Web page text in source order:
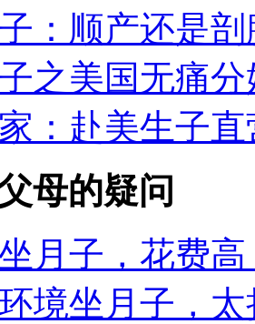
：顺产还是剖
之美国无痛分
：赴美生子
母的疑问
月子，花费高
境坐月子，